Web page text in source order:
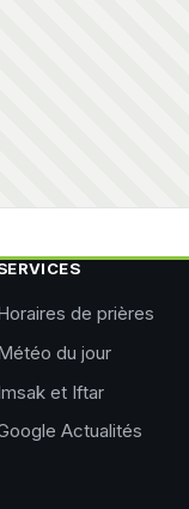
de prières
du jour
et Iftar
Actualités